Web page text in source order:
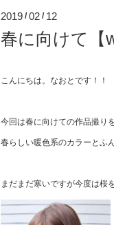
2019 /02 / 12
春に向けて【
こんにちは。なおとです！！
今回は春に向けての作品撮り
春らしい暖色系のカラーとふ
まだまだ寒いですが今度は桜